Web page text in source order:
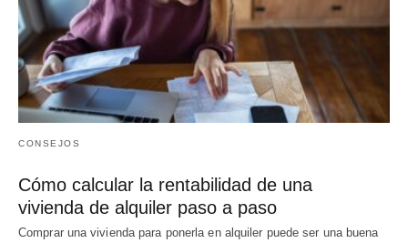
CONSEJOS
Cómo calcular la rentabilidad de una
vivienda de alquiler paso a paso
Comprar una vivienda para ponerla en alquiler puede ser una buena